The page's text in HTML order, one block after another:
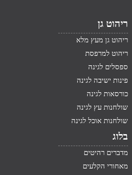
ריהוט גן
ריהוט גן מעץ מלא
ריהוט למרפסת
ספסלים לגינה
פינות ישיבה לגינה
כורסאות לגינה
שולחנות עץ לגינה
שולחנות אוכל לגינה
בלוג
מדברים רהיטים
מאחורי הקלעים